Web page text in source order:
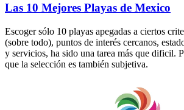
Las 10 Mejores Playas de Mexico
Escoger sólo 10 playas apegadas a ciertos
(sobre todo), puntos de interés cercanos,
y servicios, ha sido una tarea más que dificil.
que la selección es también subjetiva.